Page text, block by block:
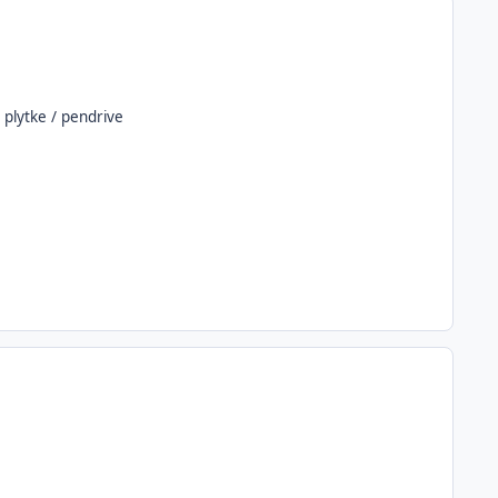
plytke / pendrive